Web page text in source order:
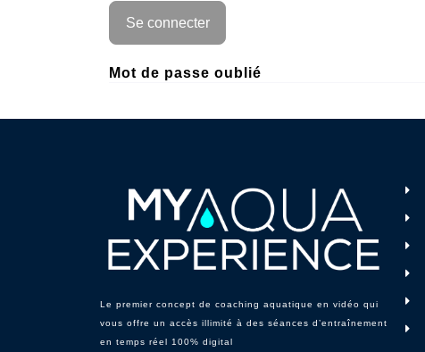
Mot de passe oublié
Le premier concept de coaching aquatique en vidéo qui
vous offre un accès illimité à des séances d’entraînement
en temps réel 100% digital